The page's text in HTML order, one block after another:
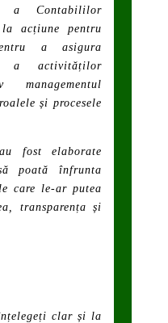
a Contabililor
acțiune pentru
a asigura
a activităților
managementul
și procesele
fost elaborate
poată înfrunta
care le-ar putea
transparența și
clar și la